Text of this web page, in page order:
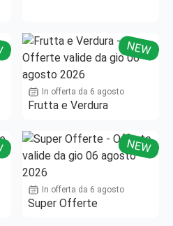
NEW
In offerta da 6 agosto
Frutta e Verdura
NEW
In offerta da 6 agosto
Super Offerte